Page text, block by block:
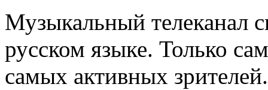
Музыкальный телеканал
русском языке. Только
самых активных зрителей.